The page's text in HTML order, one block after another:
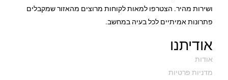
ושירות מהיר. הצטרפו למאות לקוחות מרוצים מהאזור שמקבלים
פתרונות אמיתיים לכל בעיה במחשב.
אודיתנו
אודות
מדניות פרטיות